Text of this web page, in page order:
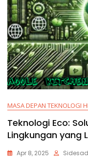
MASA DEPAN TEKNOLOGI
Teknologi Eco:
Lingkungan yang
Apr 8, 2025